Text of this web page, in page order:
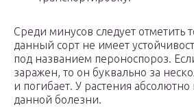
Среди минусов следует отметить
данный сорт не имеет
под названием пероноспороз.
заражен, то он буквально за
и погибает. У растения
данной болезни.